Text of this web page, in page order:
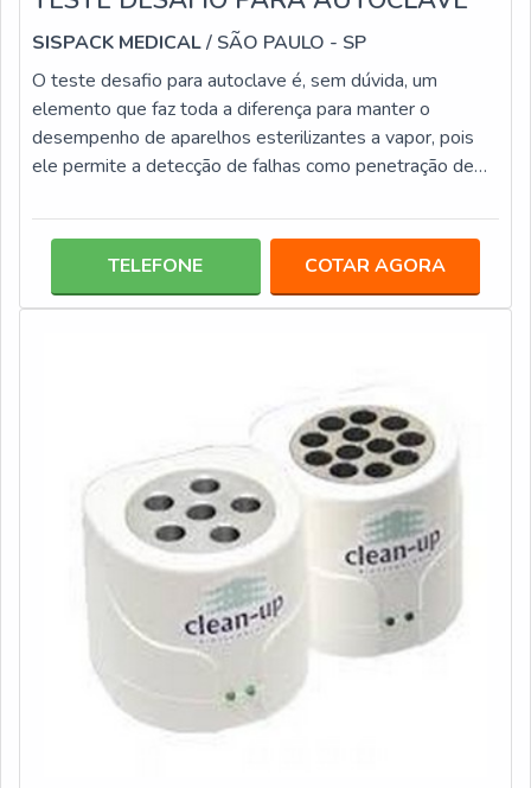
SISPACK MEDICAL/ SÃO PAULO - SP
O teste desafio para autoclave é, sem dúvida, um
elemento que faz toda a diferença para manter o
desempenho de aparelhos esterilizantes a vapor, pois
ele permite a detecção de falhas como penetração de
afetam a qualidade e eficácia dos processos de
disponibilizados em diversas categorias pacotes com
leitura em 3h, 1h, 20 minutos e liberador de carga com
TELEFONE COTAR AGORA